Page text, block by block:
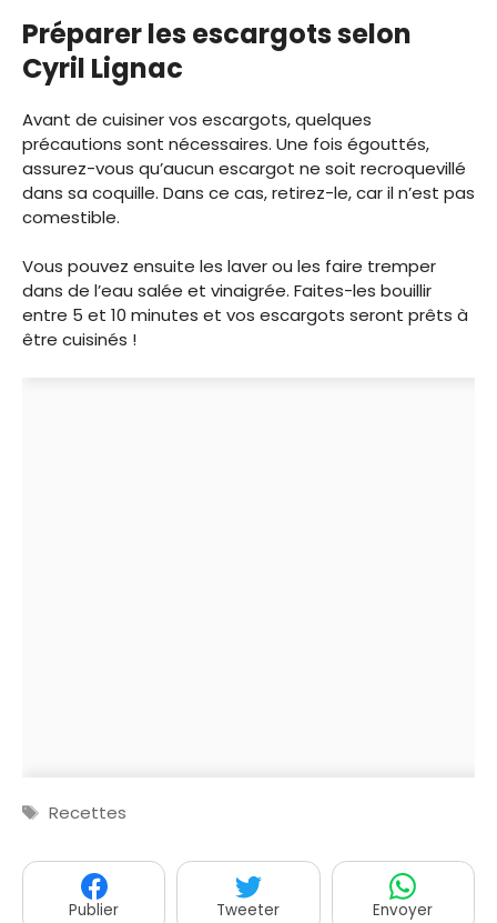
Préparer les escargots selon
Cyril Lignac
Avant de cuisiner vos escargots, quelques
précautions sont nécessaires. Une fois égouttés,
assurez-vous qu’aucun escargot ne soit recroquevillé
dans sa coquille. Dans ce cas, retirez-le, car il n’est pas
comestible.
Vous pouvez ensuite les laver ou les faire tremper
dans de l’eau salée et vinaigrée. Faites-les bouillir
entre 5 et 10 minutes et vos escargots seront prêts à
être cuisinés !
Étiquettes
Recettes
Publier Tweeter Envoyer